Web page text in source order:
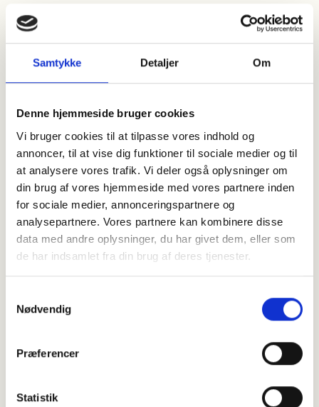
Samtykke Detaljer Om
Denne hjemmeside bruger cookies
Vi bruger cookies til at tilpasse vores indhold og
annoncer, til at vise dig funktioner til sociale medier og til
at analysere vores trafik. Vi deler også oplysninger om
din brug af vores hjemmeside med vores partnere inden
for sociale medier, annonceringspartnere og
analysepartnere. Vores partnere kan kombinere disse
data med andre oplysninger, du har givet dem, eller som
de har indsamlet fra din brug af deres tjenester.
Nødvendig
Præferencer
Statistik
med at puste på stikkontakten, når vi skulle
slukke det elektriske lys, for hun var kun vant
skulle også cykle til alting for bilen var heller
er blevet så gammel – fordi jeg altid skulle
cykle så langt for at besøge nogen.
Jeg er nogle gange bekymret over verdens
gang, men så husker jeg på det, min mor og
far altid sagde: 'Det går jo nok.' Vi har jo altid
sagt, at verden er ved at gå under, men vi har
klaret den alligevel. I min tid er krige kommet
og gået, og vi har altid klaret den i sidste
… hvordan er det at blive ældre?
årtusindskiftet. Men det er 25 år siden nu,
haha. Når man runder 111 år, kan det ikke
undgås, at ens børn også når en høj alder,
eller at ens venner går bort. Mine døtre er 78,